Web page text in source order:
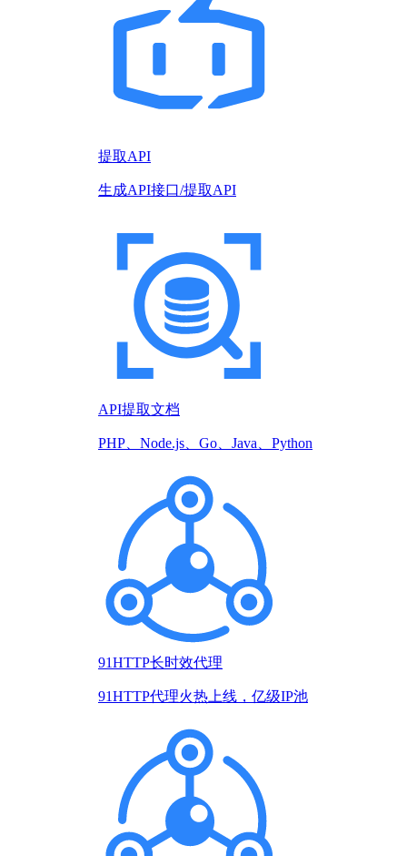
提取API
生成API接口/提取API
API提取文档
PHP、Node.js、Go、Java、Python
91HTTP长时效代理
91HTTP代理火热上线，亿级IP池